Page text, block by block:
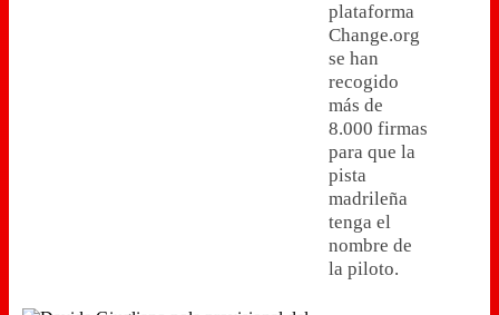
plataforma
Change.org
se han
recogido
más de
8.000 firmas
para que la
pista
madrileña
tenga el
nombre de
la piloto.